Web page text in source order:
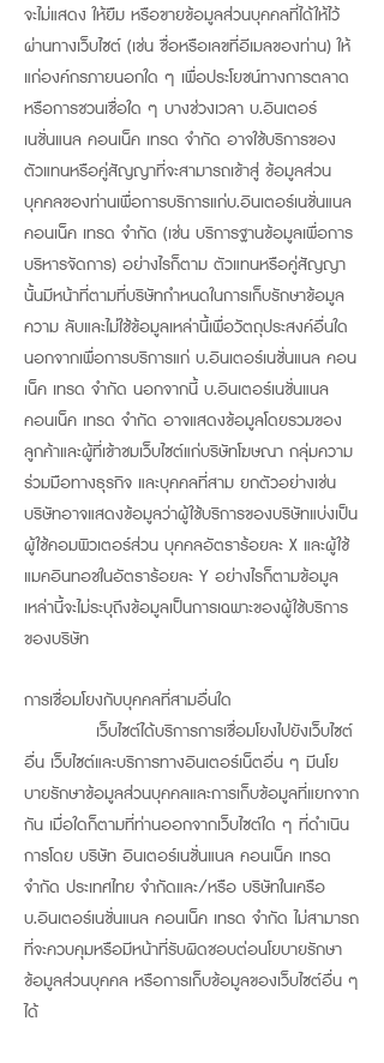
จะไม่แสดง ให้ยืม หรือขายข้อมูลส่วนบุคคลที่ได้ให้ไว้
ผ่านทางเว็บไซต์ (เช่น ชื่อหรือเลขที่อีเมลของท่าน) ให้
แก่องค์กรภายนอกใด ๆ เพื่อประโยชน์ทางการตลาด
หรือการชวนเชื่อใด ๆ บางช่วงเวลา บ.อินเตอร์
เนชั่นแนล คอนเน็ค เทรด จำกัด อาจใช้บริการของ
ตัวแทนหรือคู่สัญญาที่จะสามารถเข้าสู่ ข้อมูลส่วน
บุคคลของท่านเพื่อการบริการแก่บ.อินเตอร์เนชั่นแนล
คอนเน็ค เทรด จำกัด (เช่น บริการฐานข้อมูลเพื่อการ
บริหารจัดการ) อย่างไรก็ตาม ตัวแทนหรือคู่สัญญา
นั้นมีหน้าที่ตามที่บริษัทกำหนดในการเก็บรักษาข้อมูล
ความ ลับและไม่ใช้ข้อมูลเหล่านี้เพื่อวัตถุประสงค์อื่นใด
นอกจากเพื่อการบริการแก่ บ.อินเตอร์เนชั่นแนล คอน
เน็ค เทรด จำกัด นอกจากนี้ บ.อินเตอร์เนชั่นแนล
คอนเน็ค เทรด จำกัด อาจแสดงข้อมูลโดยรวมของ
ลูกค้าและผู้ที่เข้าชมเว็บไซต์แก่บริษัทโฆษณา กลุ่มความ
ร่วมมือทางธุรกิจ และบุคคลที่สาม ยกตัวอย่างเช่น
บริษัทอาจแสดงข้อมูลว่าผู้ใช้บริการของบริษัทแบ่งเป็น
ผู้ใช้คอมพิวเตอร์ส่วน บุคคลอัตราร้อยละ X และผู้ใช้
แมคอินทอชในอัตราร้อยละ Y อย่างไรก็ตามข้อมูล
เหล่านี้จะไม่ระบุถึงข้อมูลเป็นการเฉพาะของผู้ใช้บริการ
ของบริษัท
การเชื่อมโยงกับบุคคลที่สามอื่นใด
เว็บไซต์ได้บริการการเชื่อมโยงไปยังเว็บไซต์
อื่น เว็บไซต์และบริการทางอินเตอร์เน็ตอื่น ๆ มีนโย
บายรักษาข้อมูลส่วนบุคคลและการเก็บข้อมูลที่แยกจาก
กัน เมื่อใดก็ตามที่ท่านออกจากเว็บไซต์ใด ๆ ที่ดำเนิน
การโดย บริษัท อินเตอร์เนชั่นแนล คอนเน็ค เทรด
จำกัด ประเทศไทย จำกัดและ/หรือ บริษัทในเครือ
บ.อินเตอร์เนชั่นแนล คอนเน็ค เทรด จำกัด ไม่สามารถ
ที่จะควบคุมหรือมีหน้าที่รับผิดชอบต่อนโยบายรักษา
ข้อมูลส่วนบุคคล หรือการเก็บข้อมูลของเว็บไซต์อื่น ๆ
ได้